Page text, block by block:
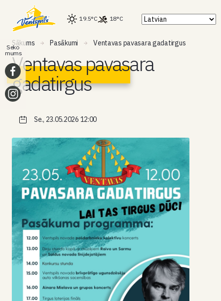
19.5°C 18°C
Sākums Pasākumi Ventavas pavasara gadatirgus
Ventavas pavasara
gadatirgus
Se., 23.05.2026 12:00
Seko
mums